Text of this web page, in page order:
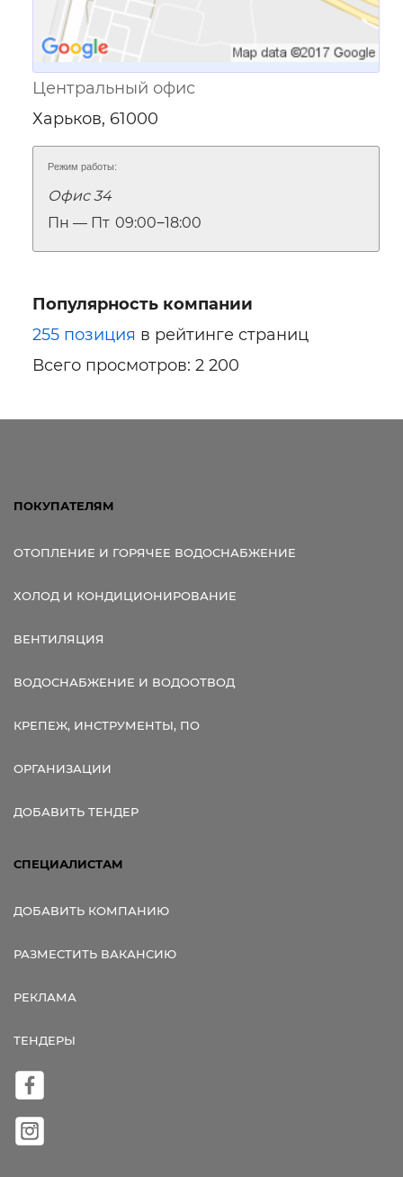
Центральный офис
Харьков, 61000
Режим работы:
Офис 34
Пн — Пт 09:00‒18:00
Популярность компании
255 позиция в рейтинге страниц
Всего просмотров: 2 200
ПОКУПАТЕЛЯМ
ОТОПЛЕНИЕ И ГОРЯЧЕЕ ВОДОСНАБЖЕНИЕ
ХОЛОД И КОНДИЦИОНИРОВАНИЕ
ВЕНТИЛЯЦИЯ
ВОДОСНАБЖЕНИЕ И ВОДООТВОД
КРЕПЕЖ, ИНСТРУМЕНТЫ, ПО
ОРГАНИЗАЦИИ
ДОБАВИТЬ ТЕНДЕР
СПЕЦИАЛИСТАМ
ДОБАВИТЬ КОМПАНИЮ
РАЗМЕСТИТЬ ВАКАНСИЮ
РЕКЛАМА
ТЕНДЕРЫ